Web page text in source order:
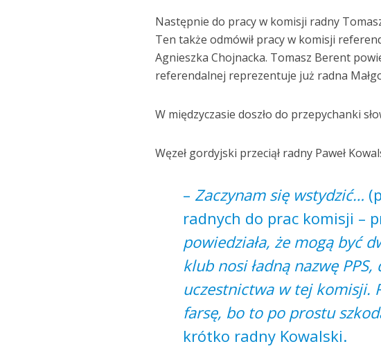
Następnie do pracy w komisji radny
Ten także odmówił pracy w komisji
Agnieszka Chojnacka. Tomasz Berent
referendalnej reprezentuje już radna
W międzyczasie doszło do przepychanki
Węzeł gordyjski przeciął radny Paweł
– Zaczynam się wstydzić…
radnych do prac komisji –
powiedziała, że mogą być
klub nosi ładną nazwę
uczestnictwa w tej komisji.
farsę, bo to po prostu
krótko radny Kowalski.